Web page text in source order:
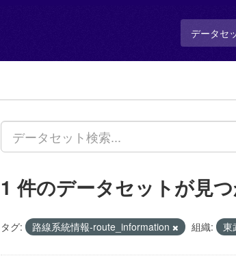
データセ
1 件のデータセットが見
タグ: 路線系統情報-route_information 組織: 東